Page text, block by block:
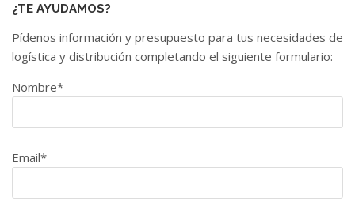
¿TE AYUDAMOS?
Pídenos información y presupuesto para tus necesidades de
logística y distribución completando el siguiente formulario:
Nombre*
Email*